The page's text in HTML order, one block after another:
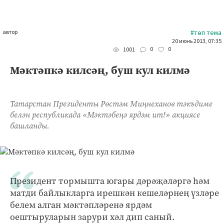
автор #төп тема
20 июнь 2013, 07:35
1001
0 0
Мәктәпкә килсәң, буш кул килмә
Татарстан Президенты Рөстәм Миңнеханов тәкъдиме
белән республикада «Мәктәбеңә ярдәм ит!» акциясе
башланды.
Президент тормышта югары дәрәҗәләргә һәм
матди байлыкларга ирешкән кешеләрнең үзләре
белем алган мәктәпләренә ярдәм
оештыруларын зарури хәл дип саный.